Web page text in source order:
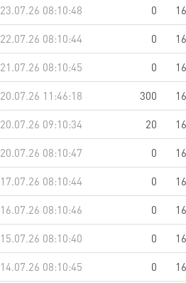
23.07.26 08:10:48
0
22.07.26 08:10:44
0
21.07.26 08:10:45
0
20.07.26 11:46:18
300
20.07.26 09:10:34
20
20.07.26 08:10:47
0
17.07.26 08:10:44
0
16.07.26 08:10:46
0
15.07.26 08:10:40
0
14.07.26 08:10:45
0